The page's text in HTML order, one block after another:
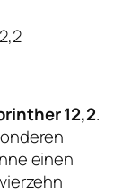
12,2.
einen